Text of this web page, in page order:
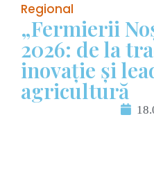
Regional
„Fermierii
2026: de la
inovație și
agricultură